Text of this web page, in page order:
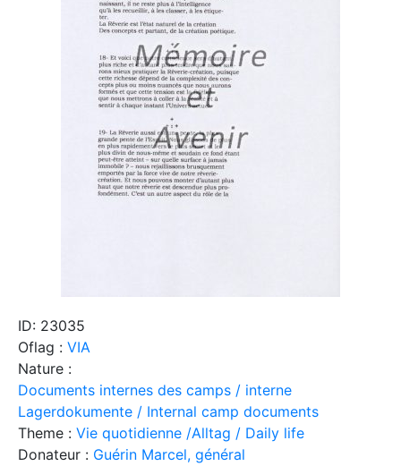
ID: 23035
Oflag : VIA
Nature :
Documents internes des camps / interne
Lagerdokumente / Internal camp documents
Theme : Vie quotidienne /Alltag / Daily life
Donateur : Guérin Marcel, général